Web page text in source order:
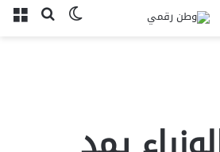
بحث عنالوضع